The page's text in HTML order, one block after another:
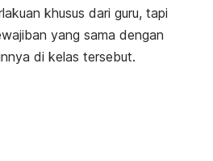
khusus dari guru, tapi
yang sama dengan
di kelas tersebut.